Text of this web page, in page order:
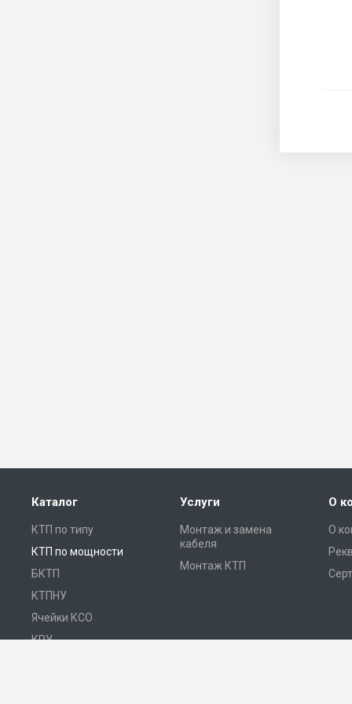
Каталог
КТП по типу
КТП по мощности
БКТП
КТПНУ
Ячейки КСО
КРУ
Услуги
Монтаж и замена
кабеля
Монтаж КТП
О
О